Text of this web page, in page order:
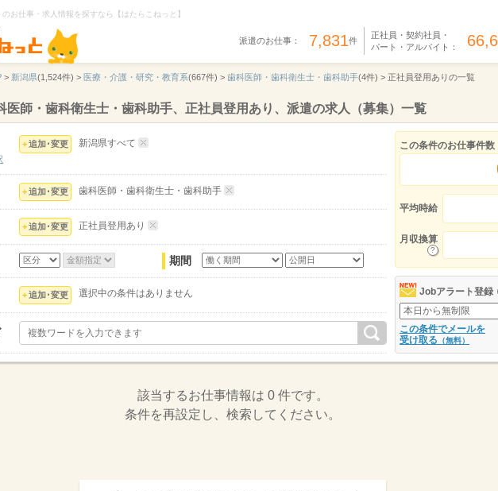
お仕事・求人情報を探すなら【はたらこねっと】
派遣のお仕事： 7,831件
正社員・契約社員・
パート・アルバイト：
> 新潟県(1,524件) > 医療・介護・研究・教育系(667件) > 歯科医師・歯科衛生士・歯科助手(4件) > 正社員登用ありの一覧
医師・歯科衛生士・歯科助手、正社員登用あり、派遣の求人（募集）一覧
追加･変更 新潟県すべて
追加･変更 歯科医師・歯科衛生士・歯科助手
追加･変更 正社員登用あり
期間
追加･変更 選択中の条件はありません
この条件のお仕事件数
平均時給
月収換算
Jobアラート登録
この条件でメールを
受け取る （無料）
該当するお仕事情報は 0 件です。
条件を再設定し、検索してください。